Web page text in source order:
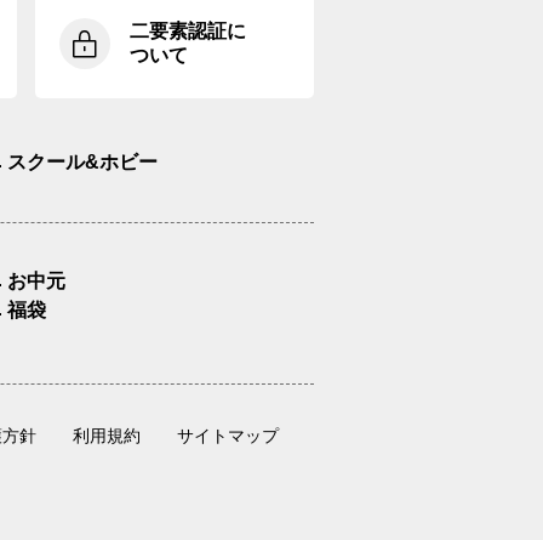
二要素認証に
ついて
スクール&ホビー
お中元
福袋
針 利用規約 サイトマップ